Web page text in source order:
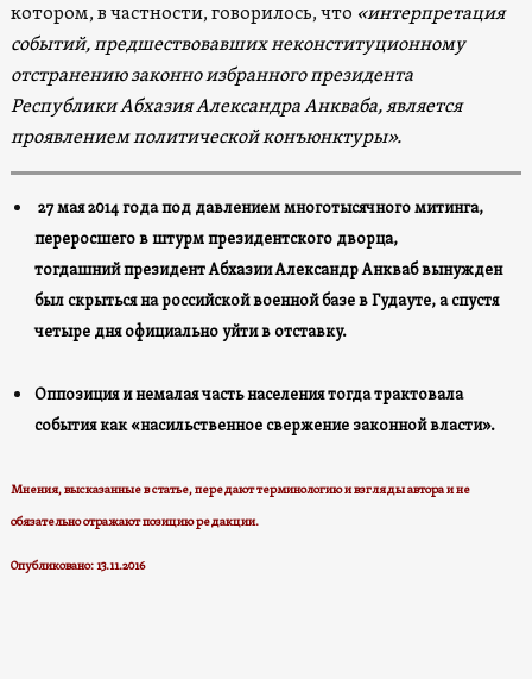
котором, в частности, говорилось, что «интерпретация
событий, предшествовавших неконституционному
отстранению законно избранного президента
Республики Абхазия Александра Анкваба, является
проявлением политической конъюнктуры».
27 мая 2014 года под давлением многотысячного митинга,
переросшего в штурм президентского дворца,
тогдашний президент Абхазии Александр Анкваб вынужден
был скрыться на российской военной базе в Гудауте, а спустя
четыре дня официально уйти в отставку.
Оппозиция и немалая часть населения тогда трактовала
события как «насильственное свержение законной власти».
Мнения, высказанные в статье, передают терминологию и взгляды авторa и не
обязательно отражают позицию редакции.
Опубликовано: 13.11.2016